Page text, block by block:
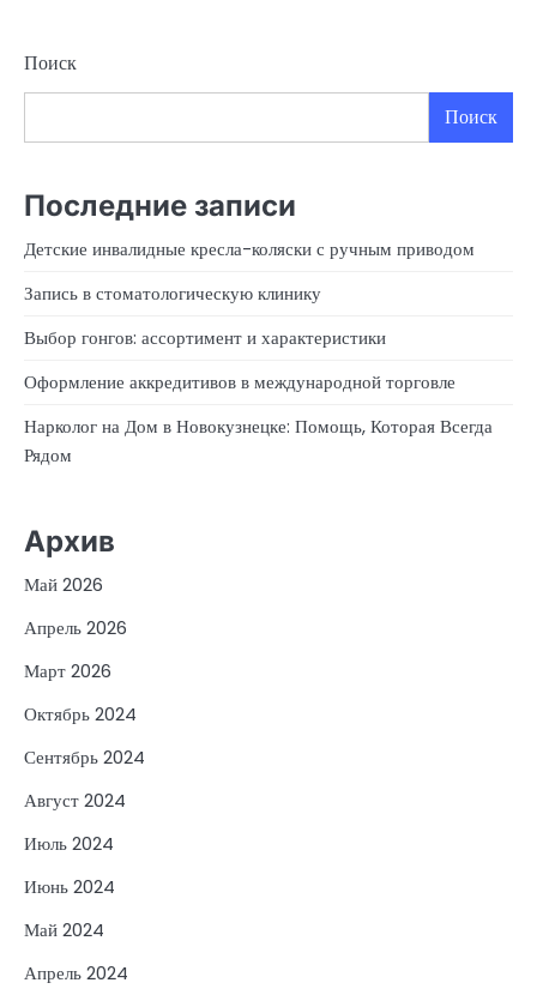
Поиск
Поиск
Последние записи
Детские инвалидные кресла-коляски с ручным приводом
Запись в стоматологическую клинику
Выбор гонгов: ассортимент и характеристики
Оформление аккредитивов в международной торговле
Нарколог на Дом в Новокузнецке: Помощь, Которая Всегда
Рядом
Архив
Май 2026
Апрель 2026
Март 2026
Октябрь 2024
Сентябрь 2024
Август 2024
Июль 2024
Июнь 2024
Май 2024
Апрель 2024